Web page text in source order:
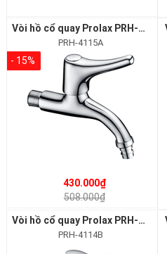
Vòi hồ cổ quay Prolax PRH-4115A
PRH-4115A
- 15%
430.000₫
508.000₫
Vòi hồ cổ quay Prolax PRH-4114B
PRH-4114B